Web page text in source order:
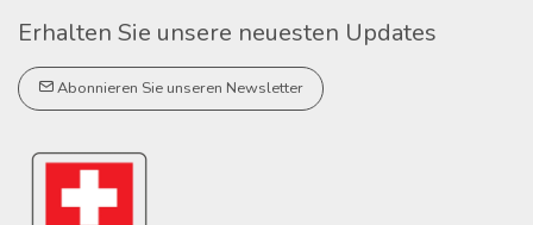
Erhalten Sie unsere neuesten Updates
Abonnieren Sie unseren Newsletter